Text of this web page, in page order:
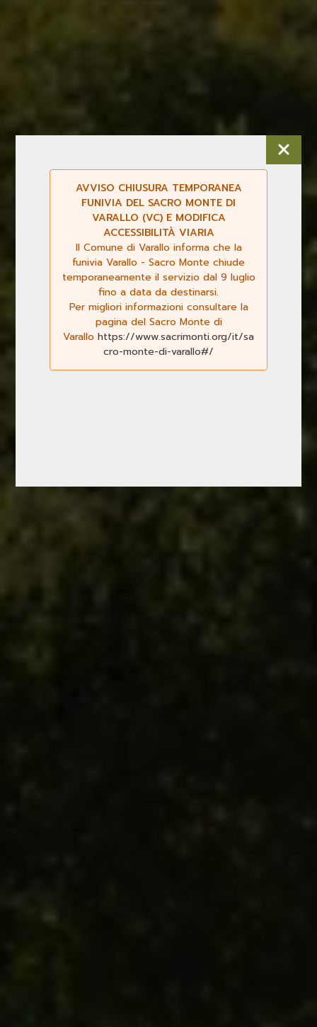
AVVISO CHIUSURA TEMPORANEA
FUNIVIA DEL SACRO MONTE DI
VARALLO (VC) E MODIFICA
ACCESSIBILITÀ VIARIA
Il Comune di Varallo informa che la
funivia Varallo - Sacro Monte chiude
temporaneamente il servizio dal 9 luglio
fino a data da destinarsi.
Per migliori informazioni consultare la
pagina del Sacro Monte di
Varallo https://www.sacrimonti.org/it/sa
cro-monte-di-varallo#/